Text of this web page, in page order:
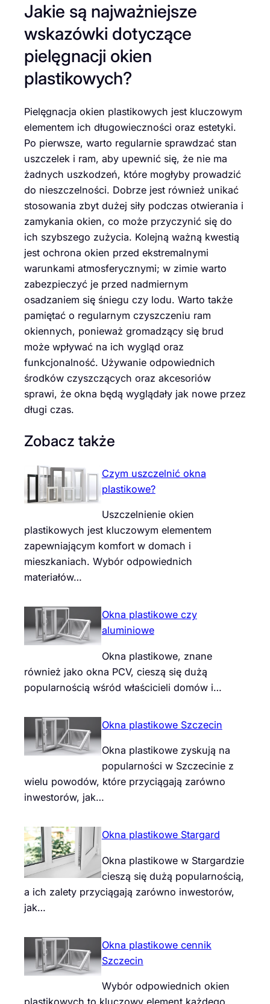
Jakie są najważniejsze
wskazówki dotyczące
pielęgnacji okien
plastikowych?
Pielęgnacja okien plastikowych jest kluczowym
elementem ich długowieczności oraz estetyki.
Po pierwsze, warto regularnie sprawdzać stan
uszczelek i ram, aby upewnić się, że nie ma
żadnych uszkodzeń, które mogłyby prowadzić
do nieszczelności. Dobrze jest również unikać
stosowania zbyt dużej siły podczas otwierania i
zamykania okien, co może przyczynić się do
ich szybszego zużycia. Kolejną ważną kwestią
jest ochrona okien przed ekstremalnymi
warunkami atmosferycznymi; w zimie warto
zabezpieczyć je przed nadmiernym
osadzaniem się śniegu czy lodu. Warto także
pamiętać o regularnym czyszczeniu ram
okiennych, ponieważ gromadzący się brud
może wpływać na ich wygląd oraz
funkcjonalność. Używanie odpowiednich
środków czyszczących oraz akcesoriów
sprawi, że okna będą wyglądały jak nowe przez
długi czas.
Zobacz także
Czym uszczelnić okna
plastikowe?
Uszczelnienie okien
plastikowych jest kluczowym elementem
zapewniającym komfort w domach i
mieszkaniach. Wybór odpowiednich
materiałów…
Okna plastikowe czy
aluminiowe
Okna plastikowe, znane
również jako okna PCV, cieszą się dużą
popularnością wśród właścicieli domów i…
Okna plastikowe Szczecin
Okna plastikowe zyskują na
popularności w Szczecinie z
wielu powodów, które przyciągają zarówno
inwestorów, jak…
Okna plastikowe Stargard
Okna plastikowe w Stargardzie
cieszą się dużą popularnością,
a ich zalety przyciągają zarówno inwestorów,
jak…
Okna plastikowe cennik
Szczecin
Wybór odpowiednich okien